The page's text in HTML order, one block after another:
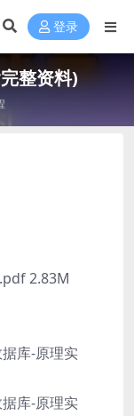
登录
整资料)
2.83M
库-原理实
库-原理实